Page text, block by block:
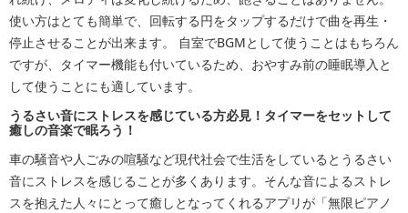
使い方はとても簡単で、回転する円をタップするだけで曲を再生・
停止させることが出来ます。 自室でBGMとして使うことはもちろん
ですが、タイマー機能も付いているため、おやすみ前の睡眠導入と
して使うことにも適しています。
うるさい音にストレスを感じている方必見！タイマーをセットして
癒しの音楽で眠ろう！
車の騒音や人ごみの喧騒など現代社会で生活をしているとうるさい
音にストレスを感じることが多くあります。そんな音によるストレ
スを抱えた人々にとって癒しとなってくれるアプリが「無限ピアノ